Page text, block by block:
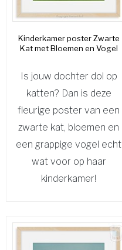
Kinderkamer poster Zwarte
Kat met Bloemen en Vogel
Is jouw dochter dol op
katten? Dan is deze
fleurige poster van een
zwarte kat, bloemen en
een grappige vogel echt
wat voor op haar
kinderkamer!